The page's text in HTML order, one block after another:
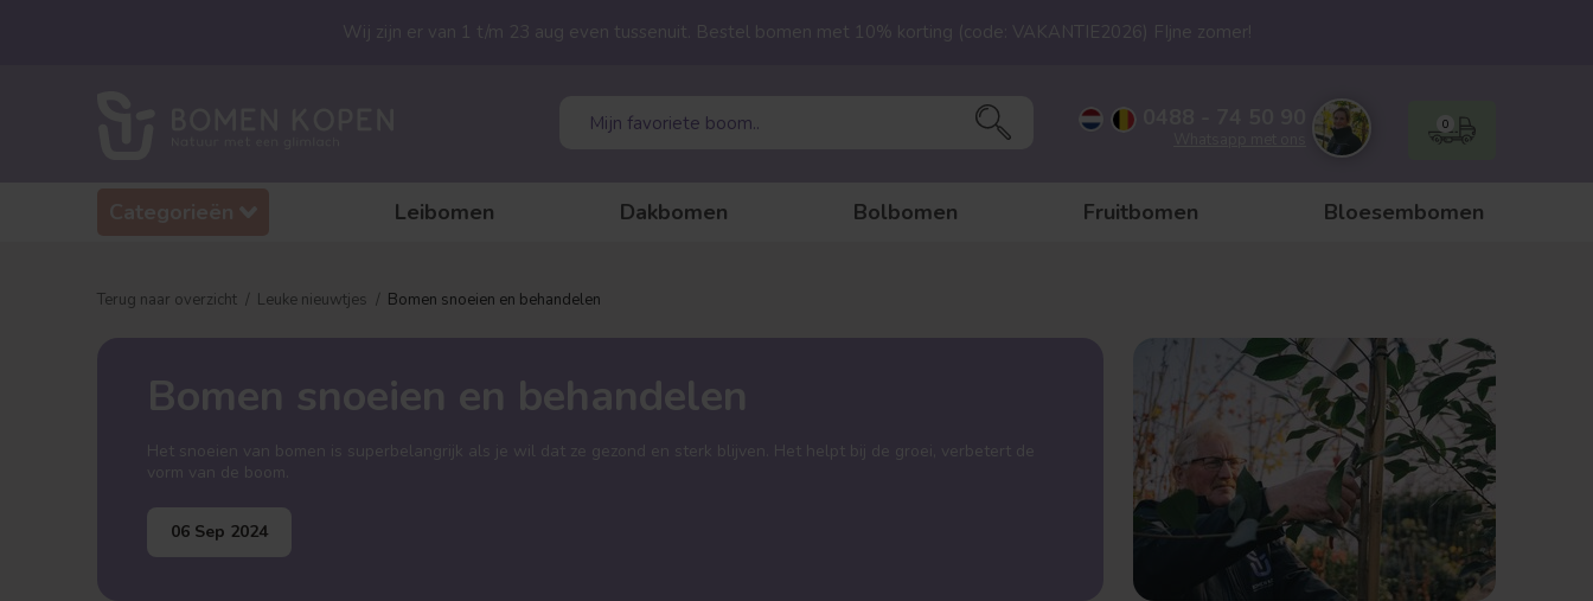
Leibomen Dakbomen Bolbomen Fruitbomen Bloesembomen
0
Wij zijn er van 1 t/m 23 aug even tussenuit. Bestel bomen met 10% korting (code: VAKANTIE2026) FIjne zomer!
Terug naar overzicht Leuke nieuwtjes Bomen snoeien en behandelen
Bomen snoeien en behandelen
Het snoeien van bomen is superbelangrijk als je wil dat ze gezond en sterk blijven. Het helpt bij de groei, verbetert de
vorm van de boom.
06 Sep 2024